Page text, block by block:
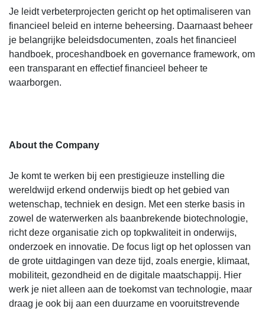
Je leidt verbeterprojecten gericht op het optimaliseren van
financieel beleid en interne beheersing. Daarnaast beheer
je belangrijke beleidsdocumenten, zoals het financieel
handboek, proceshandboek en governance framework, om
een transparant en effectief financieel beheer te
waarborgen.
About the Company
Je komt te werken bij een prestigieuze instelling die
wereldwijd erkend onderwijs biedt op het gebied van
wetenschap, techniek en design. Met een sterke basis in
zowel de waterwerken als baanbrekende biotechnologie,
richt deze organisatie zich op topkwaliteit in onderwijs,
onderzoek en innovatie. De focus ligt op het oplossen van
de grote uitdagingen van deze tijd, zoals energie, klimaat,
mobiliteit, gezondheid en de digitale maatschappij. Hier
werk je niet alleen aan de toekomst van technologie, maar
draag je ook bij aan een duurzame en vooruitstrevende